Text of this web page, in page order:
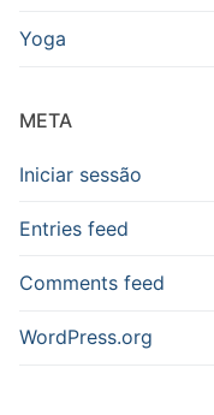
Yoga
META
Iniciar sessão
Entries feed
Comments feed
WordPress.org